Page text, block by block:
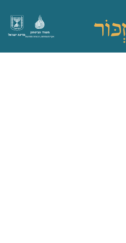
מדינת ישראל
משרד הביטחון
אגף משפחות, הנצחה ומורשת